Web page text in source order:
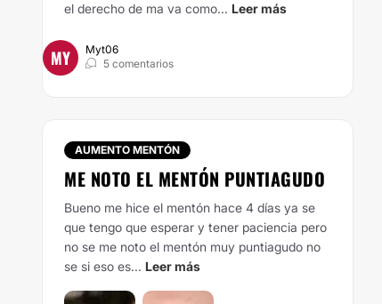
el derecho de ma va como... Leer más
MY
Myt06
5 comentarios
AUMENTO MENTÓN
ME NOTO EL MENTÓN PUNTIAGUDO
Bueno me hice el mentón hace 4 días ya se
que tengo que esperar y tener paciencia pero
no se me noto el mentón muy puntiagudo no
se si eso es... Leer más